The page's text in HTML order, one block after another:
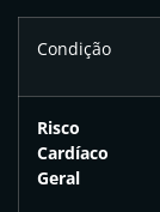
Condição
Risco
Cardíaco
Geral